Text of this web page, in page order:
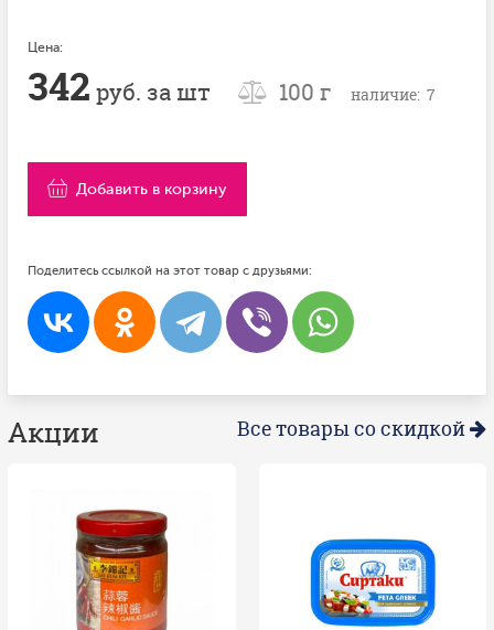
Цена:
342 руб. за шт 100 г наличие: 7
Добавить в корзину
Поделитесь ссылкой на этот товар с друзьями:
Акции Все товары со скидкой